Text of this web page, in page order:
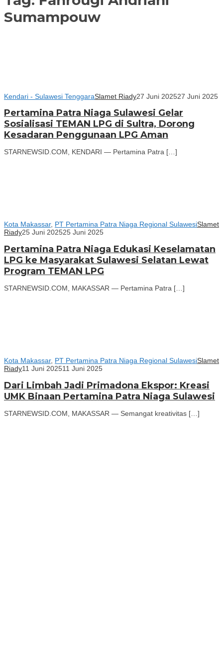
Sumampouw
Kendari - Sulawesi TenggaraSlamet Riady27 Juni 202527 Juni 2025
Pertamina Patra Niaga Sulawesi Gelar
Sosialisasi TEMAN LPG di Sultra, Dorong
Kesadaran Penggunaan LPG Aman
STARNEWSID.COM, KENDARI — Pertamina Patra […]
Kota Makassar, PT Pertamina Patra Niaga Regional SulawesiSlamet
Riady25 Juni 202525 Juni 2025
Pertamina Patra Niaga Edukasi Keselamatan
LPG ke Masyarakat Sulawesi Selatan Lewat
Program TEMAN LPG
STARNEWSID.COM, MAKASSAR — Pertamina Patra […]
Kota Makassar, PT Pertamina Patra Niaga Regional SulawesiSlamet
Riady11 Juni 202511 Juni 2025
Dari Limbah Jadi Primadona Ekspor: Kreasi
UMK Binaan Pertamina Patra Niaga Sulawesi
STARNEWSID.COM, MAKASSAR — Semangat kreativitas […]